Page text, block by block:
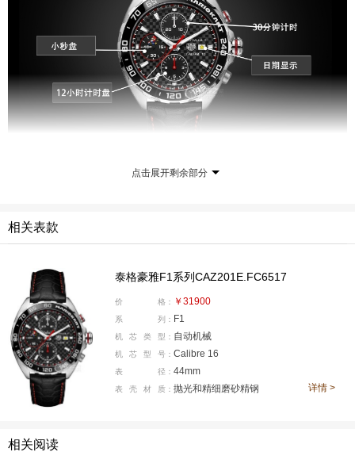
这枚腕表在表壳造型上延续了 F1 系列的经典基础壳形，
过细节调整注入了轻松活力的氛围 —— 毕竟《马里奥赛
车》本身就是一场充满趣味的竞速运动，这样的设计理念
恰好与联名主题完美呼应。
这枚腕表还隐藏了许多“彩蛋”在细节处，就让我带大家一
起慢慢寻宝。先来看盘面，黑灰色的棋盘格饰纹复古感拉
满，放大看细节处做的也相当到位，呈现出独特的视觉观
点击展开剩余部分
相关表款
泰格豪雅F1系列CAZ201E.FC6517
价 格： ￥31900
系 列： F1
机 芯 类 型： 自动机械
机 芯 型 号： Calibre 16
表 径： 44mm
表 壳 材 质： 抛光和精细磨砂精钢 详情 >
相关阅读